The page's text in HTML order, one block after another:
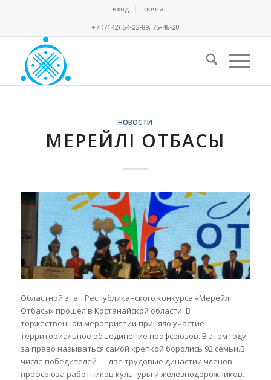
вход
почта
+7 (7142) 54-22-89, 75-46-20
НОВОСТИ
МЕРЕЙЛІ ОТБАСЫ
Областной этап Республиканского конкурса «Мерейлі
Отбасы» прошел в Костанайской области. В
торжественном мероприятии приняло участие
территориальное объединение профсоюзов. В этом году
за право называться самой крепкой боролись 92 семьи.В
числе победителей — две трудовые династии членов
профсоюза работников культуры и железнодорожников.